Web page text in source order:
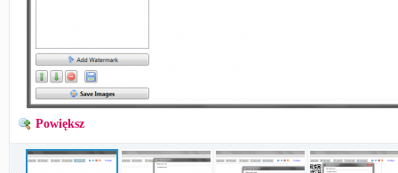
Powiększ